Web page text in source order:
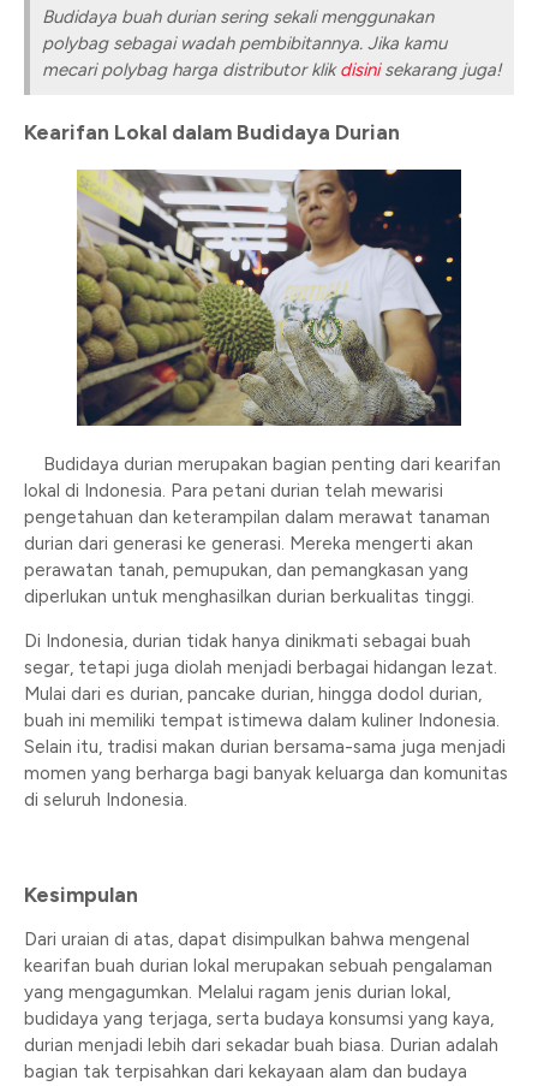
Budidaya buah durian sering sekali menggunakan
polybag sebagai wadah pembibitannya. Jika kamu
mecari polybag harga distributor klikdisinisekarang juga!
Kearifan Lokal dalam Budidaya Durian
Budidaya durian merupakan bagian penting dari kearifan
lokal di Indonesia. Para petani durian telah mewarisi
pengetahuan dan keterampilan dalam merawat tanaman
durian dari generasi ke generasi. Mereka mengerti akan
perawatan tanah, pemupukan, dan pemangkasan yang
diperlukan untuk menghasilkan durian berkualitas tinggi.
Di Indonesia, durian tidak hanya dinikmati sebagai buah
segar, tetapi juga diolah menjadi berbagai hidangan lezat.
Mulai dari es durian, pancake durian, hingga dodol durian,
buah ini memiliki tempat istimewa dalam kuliner Indonesia.
Selain itu, tradisi makan durian bersama-sama juga menjadi
momen yang berharga bagi banyak keluarga dan komunitas
di seluruh Indonesia.
Kesimpulan
Dari uraian di atas, dapat disimpulkan bahwa mengenal
kearifan buah durian lokal merupakan sebuah pengalaman
yang mengagumkan. Melalui ragam jenis durian lokal,
budidaya yang terjaga, serta budaya konsumsi yang kaya,
durian menjadi lebih dari sekadar buah biasa. Durian adalah
bagian tak terpisahkan dari kekayaan alam dan budaya